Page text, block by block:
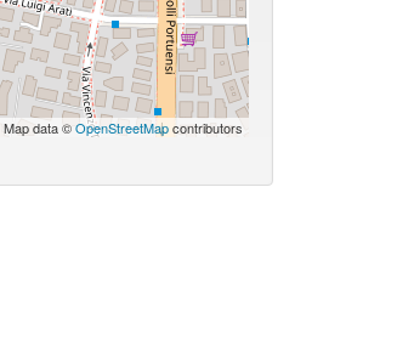
Map data ©OpenStreetMapcontributors